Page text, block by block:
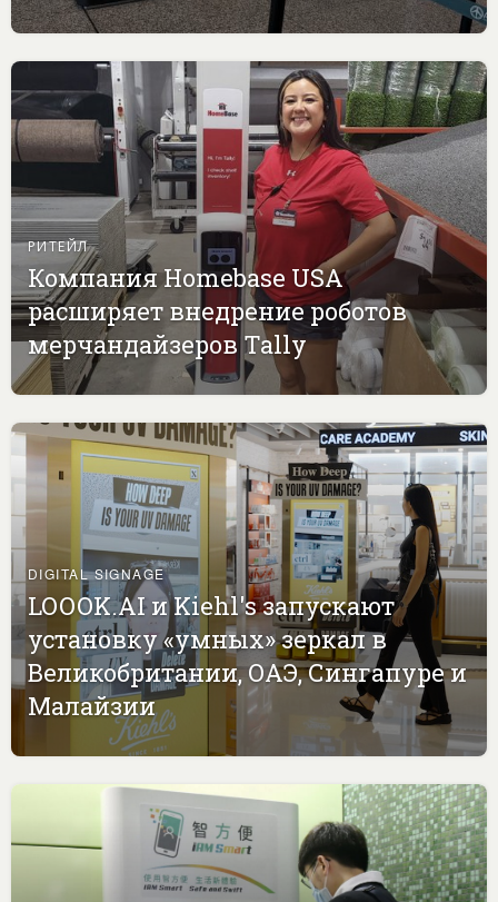
РИТЕЙЛ
Компания Homebase USA
расширяет внедрение роботов
мерчандайзеров Tally
DIGITAL SIGNAGE
LOOOK.AI и Kiehl's запускают
установку «умных» зеркал в
Великобритании, ОАЭ, Сингапуре и
Малайзии